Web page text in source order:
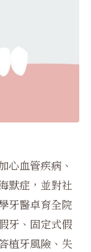
心血管疾病、
默症，並對社
牙醫卓育全院
牙、固定式假
植牙風險、失